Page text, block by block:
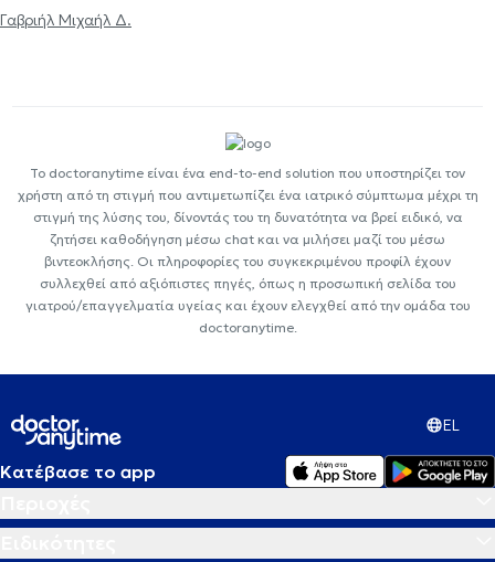
Γαβριήλ Μιχαήλ Δ.
Το doctoranytime είναι ένα end-to-end solution που υποστηρίζει τον
χρήστη από τη στιγμή που αντιμετωπίζει ένα ιατρικό σύμπτωμα μέχρι τη
στιγμή της λύσης του, δίνοντάς του τη δυνατότητα να βρεί ειδικό, να
ζητήσει καθοδήγηση μέσω chat και να μιλήσει μαζί του μέσω
βιντεοκλήσης. Οι πληροφορίες του συγκεκριμένου προφίλ έχουν
συλλεχθεί από αξιόπιστες πηγές, όπως η προσωπική σελίδα του
γιατρού/επαγγελματία υγείας και έχουν ελεγχθεί από την ομάδα του
doctoranytime.
EL
Κατέβασε το app